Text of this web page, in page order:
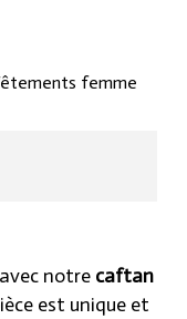
femme
notre caftan
est unique et